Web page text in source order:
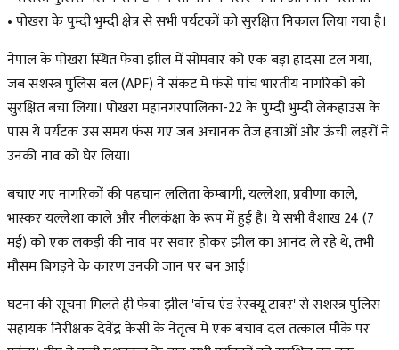
• पोखरा के पुम्दी भुम्दी क्षेत्र से सभी पर्यटकों को सुरक्षित निकाल लिया गया है।
नेपाल के पोखरा स्थित फेवा झील में सोमवार को एक बड़ा हादसा टल गया,
जब सशस्त्र पुलिस बल (APF) ने संकट में फंसे पांच भारतीय नागरिकों को
सुरक्षित बचा लिया। पोखरा महानगरपालिका-22 के पुम्दी भुम्दी लेकहाउस के
पास ये पर्यटक उस समय फंस गए जब अचानक तेज हवाओं और ऊंची लहरों ने
उनकी नाव को घेर लिया।
बचाए गए नागरिकों की पहचान ललिता केम्बागी, यल्लेशा, प्रवीणा काले,
भास्कर यल्लेशा काले और नीलकंक्षा के रूप में हुई है। ये सभी वैशाख 24 (7
मई) को एक लकड़ी की नाव पर सवार होकर झील का आनंद ले रहे थे, तभी
मौसम बिगड़ने के कारण उनकी जान पर बन आई।
घटना की सूचना मिलते ही फेवा झील 'वॉच एंड रेस्क्यू टावर' से सशस्त्र पुलिस
सहायक निरीक्षक देवेंद्र केसी के नेतृत्व में एक बचाव दल तत्काल मौके पर